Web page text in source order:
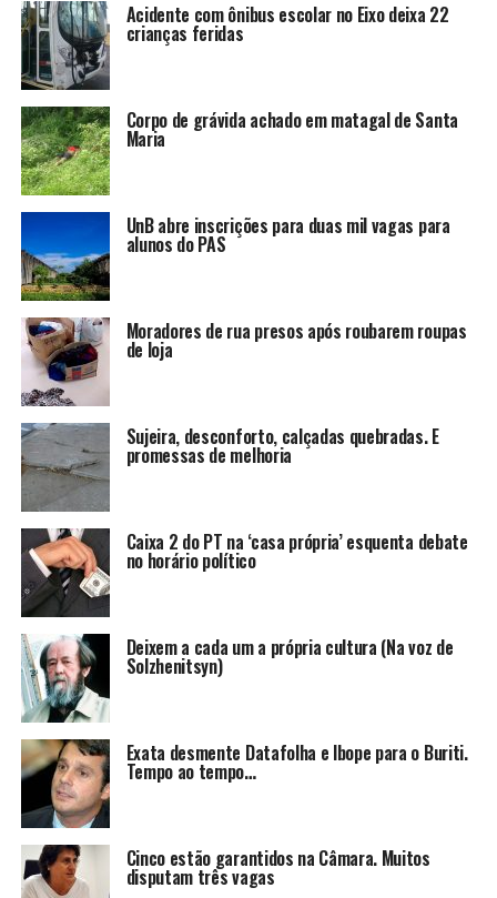
Acidente com ônibus escolar no Eixo deixa 22
crianças feridas
Corpo de grávida achado em matagal de Santa
Maria
UnB abre inscrições para duas mil vagas para
alunos do PAS
Moradores de rua presos após roubarem roupas
de loja
Sujeira, desconforto, calçadas quebradas. E
promessas de melhoria
Caixa 2 do PT na ‘casa própria’ esquenta debate
no horário político
Deixem a cada um a própria cultura (Na voz de
Solzhenitsyn)
Exata desmente Datafolha e Ibope para o Buriti.
Tempo ao tempo…
Cinco estão garantidos na Câmara. Muitos
disputam três vagas